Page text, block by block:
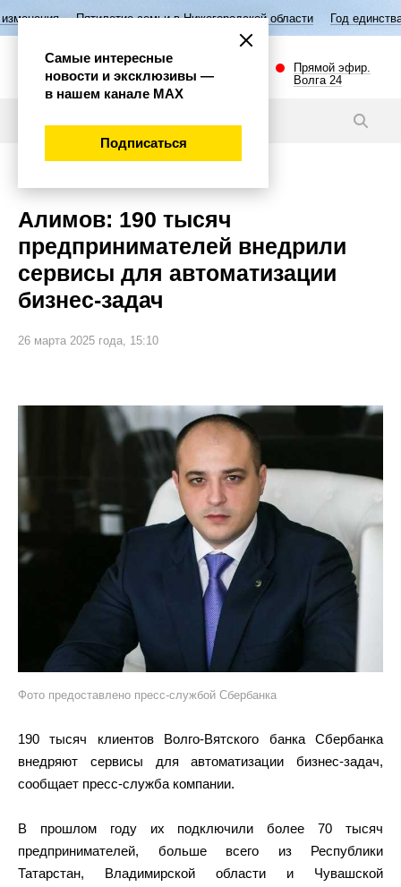
семьи в Нижегородской области Год единства народов
Прямой эфир.
Волга 24
Алимов: 190 тысяч
предпринимателей внедрили
сервисы для автоматизации
бизнес-задач
26 марта 2025 года, 15:10
Фото предоставлено пресс-службой Сбербанка
190 тысяч клиентов Волго-Вятского банка Сбербанка
внедряют сервисы для автоматизации бизнес-задач,
сообщает пресс-служба компании.
В прошлом году их подключили более 70 тысяч
предпринимателей, больше всего из Республики
Татарстан, Владимирской области и Чувашской
Самые интересные
новости и эксклюзивы —
в нашем канале МАХ
Подписаться